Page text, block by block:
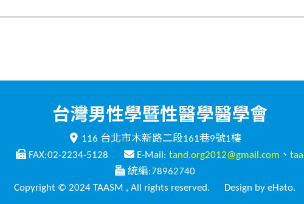
116 台北市木新路二段161巷9號1樓
FAX:02-2234-5128 E-Mail: tand.org2012@gmail.com 、
統編:78962740
Copyright © 2024 TAASM , All rights reserved.
Design by eHato.